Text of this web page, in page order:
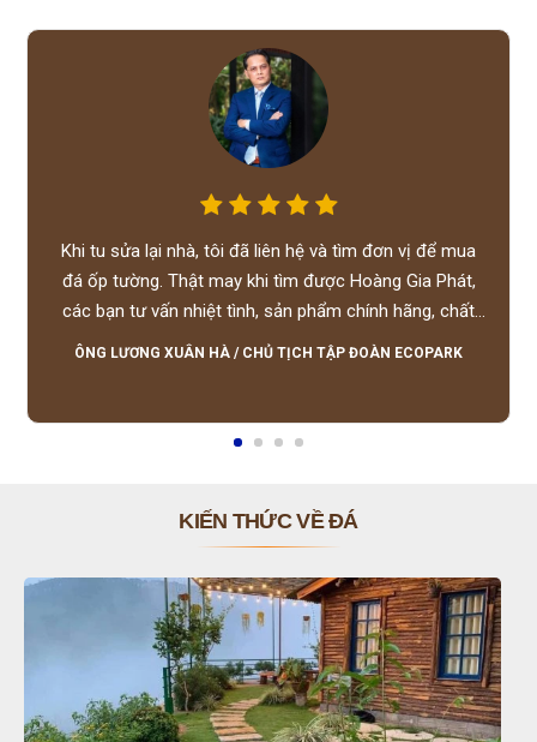
Khi tu sửa lại nhà, tôi đã liên hệ và tìm đơn vị để mua
đá ốp tường. Thật may khi tìm được Hoàng Gia Phát,
các bạn tư vấn nhiệt tình, sản phẩm chính hãng, chất
lượng tốt, giá hợp lý, hỗ trợ tận tình.
ÔNG LƯƠNG XUÂN HÀ / CHỦ TỊCH TẬP ĐOÀN ECOPARK
KIẾN THỨC VỀ ĐÁ